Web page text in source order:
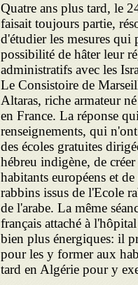
Quatre ans plus tard, le
faisait toujours partie,
d'étudier les mesures qui
possibilité de hâter leur
administratifs avec les
Le Consistoire de
Altaras, riche armateur
en France. La réponse
renseignements, qui
des écoles gratuites
hébreu indigène, de
habitants européens et
rabbins issus de l'Ecole
de l'arabe. La même
français attaché à
bien plus énergiques: il
pour les y former aux
tard en Algérie pour y